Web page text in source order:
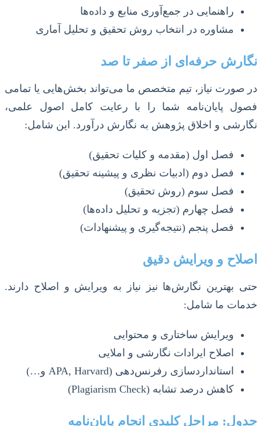
راهنمایی در جمع‌آوری منابع و داده‌ها
مشاوره در انتخاب روش تحقیق و تحلیل آماری
نگارش حرفه‌ای از صفر تا صد
در صورت نیاز، تیم متخصص ما می‌تواند بخش‌هایی یا تمامی
فصول پایان‌نامه شما را با رعایت کامل اصول علمی،
نگارشی و اخلاق پژوهش به نگارش درآورد. این شامل:
فصل اول (مقدمه و کلیات تحقیق)
فصل دوم (ادبیات نظری و پیشینه تحقیق)
فصل سوم (روش تحقیق)
فصل چهارم (تجزیه و تحلیل داده‌ها)
فصل پنجم (نتیجه‌گیری و پیشنهادات)
اصلاح و ویرایش دقیق
حتی بهترین نگارش‌ها نیز نیاز به ویرایش و اصلاح دارند.
خدمات ما شامل:
ویرایش ساختاری و محتوایی
اصلاح ایرادات نگارشی و املایی
استانداردسازی رفرنس‌دهی (APA, Harvard و…)
کاهش درصد تشابه (Plagiarism Check)
جدول: مراحل کلیدی انجام پایان‌نامه